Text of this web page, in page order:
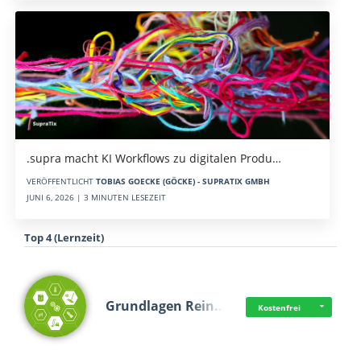
.supra macht KI Workflows zu digitalen Produ…
VERÖFFENTLICHT TOBIAS GOECKE (GÖCKE) - SUPRATIX GMBH
JUNI 6, 2026 | 3 MINUTEN LESEZEIT
Top 4 (Lernzeit)
Grundlagen Rein… Kostenfrei